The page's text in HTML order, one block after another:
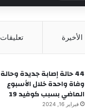
عن
الأخيرة تعليقات
44 حالة إصابة جديدة وحالة
وفاة واحدة خلال الأسبوع
الماضي بسبب كوفيد 19
فبراير 16, 2024